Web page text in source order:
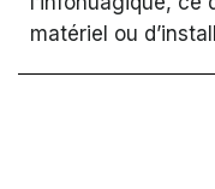
matériel ou